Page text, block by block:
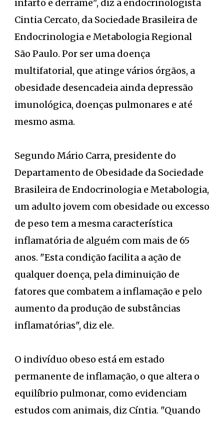
infarto e derrame", diz a endocrinologista
Cintia Cercato, da Sociedade Brasileira de
Endocrinologia e Metabologia Regional
São Paulo. Por ser uma doença
multifatorial, que atinge vários órgãos, a
obesidade desencadeia ainda depressão
imunológica, doenças pulmonares e até
mesmo asma.
Segundo Mário Carra, presidente do
Departamento de Obesidade da Sociedade
Brasileira de Endocrinologia e Metabologia,
um adulto jovem com obesidade ou excesso
de peso tem a mesma característica
inflamatória de alguém com mais de 65
anos. "Esta condição facilita a ação de
qualquer doença, pela diminuição de
fatores que combatem a inflamação e pelo
aumento da produção de substâncias
inflamatórias", diz ele.
O indivíduo obeso está em estado
permanente de inflamação, o que altera o
equilíbrio pulmonar, como evidenciam
estudos com animais, diz Cíntia. "Quando